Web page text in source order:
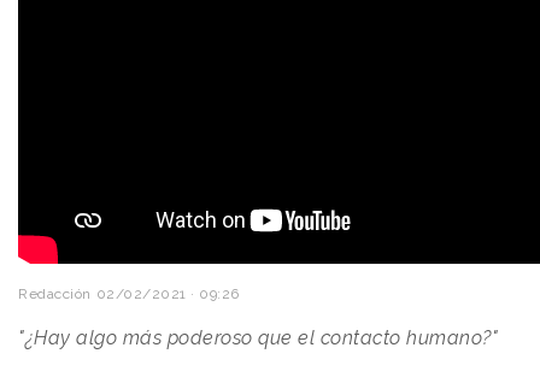
Redacción 02/02/2021 · 09:26
"¿Hay algo más poderoso que el contacto humano?"